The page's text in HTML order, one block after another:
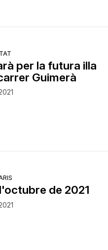
per la futura illa
Guimerà
de 2021